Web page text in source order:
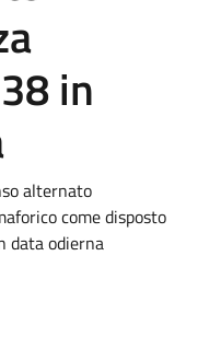
in
alternato
come disposto
data odierna